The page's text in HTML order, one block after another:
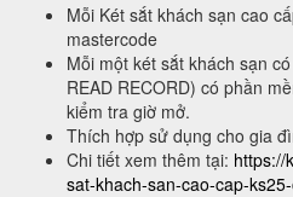
Mỗi Két sắt khách sạn cao
mastercode
Mỗi một két sắt khách sạn
READ RECORD) có phần
kiểm tra giờ mở.
Thích hợp sử dụng cho gia
Chi tiết xem thêm tại: https://
sat-khach-san-cao-cap-